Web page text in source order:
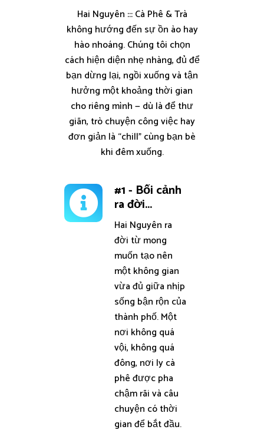
Hai Nguyên ::: Cà Phê & Trà
không hướng đến sự ồn ào hay
hào nhoáng. Chúng tôi chọn
cách hiện diện nhẹ nhàng, đủ để
bạn dừng lại, ngồi xuống và tận
hưởng một khoảng thời gian
cho riêng mình — dù là để thư
giãn, trò chuyện công việc hay
đơn giản là “chill” cùng bạn bè
khi đêm xuống.
#1 - Bối cảnh
ra đời...
Hai Nguyên ra
đời từ mong
muốn tạo nên
một không gian
vừa đủ giữa nhịp
sống bận rộn của
thành phố. Một
nơi không quá
vội, không quá
đông, nơi ly cà
phê được pha
chậm rãi và câu
chuyện có thời
gian để bắt đầu.